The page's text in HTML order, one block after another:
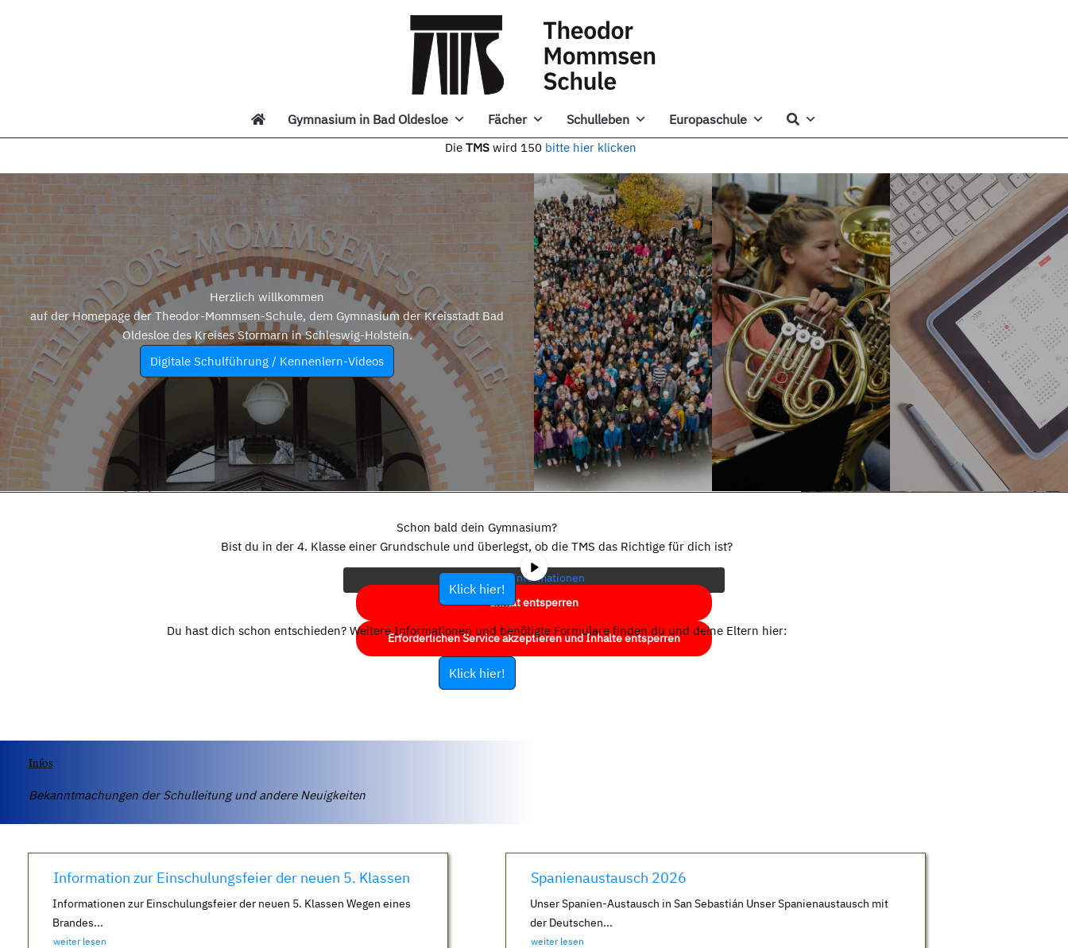
Gymnasium in Bad Oldesloe Fächer Schulleben Europaschule
Die TMS wird 150 bitte hier klicken
Herzlich willkommen
auf der Homepage der Theodor-Mommsen-Schule, dem Gymnasium der Kreisstadt Bad
Oldesloe des Kreises Stormarn in Schleswig-Holstein.
Digitale Schulführung / Kennenlern-Videos
eigentlichen Inhalt zuzugreifen, klicken Sie auf die Schaltfläche unten.
Bitte beachten Sie, dass dabei Daten an Drittanbieter weitergegeben
werden.
Mehr Informationen
Inhalt entsperren
Erforderlichen Service akzeptieren und Inhalte entsperren
Schon bald dein Gymnasium?
Bist du in der 4. Klasse einer Grundschule und überlegst, ob die TMS das Richtige für dich ist?
Klick hier!
Du hast dich schon entschieden? Weitere Informationen und benötigte Formulare finden du und deine Eltern hier:
Klick hier!
Infos
Bekanntmachungen der Schulleitung und andere Neuigkeiten
Information zur Einschulungsfeier der neuen 5. Klassen
Informationen zur Einschulungsfeier der neuen 5. Klassen Wegen eines
Brandes...
weiter lesen
Spanienaustausch 2026
Unser Spanien-Austausch in San Sebastián Unser Spanienaustausch mit
der Deutschen...
weiter lesen